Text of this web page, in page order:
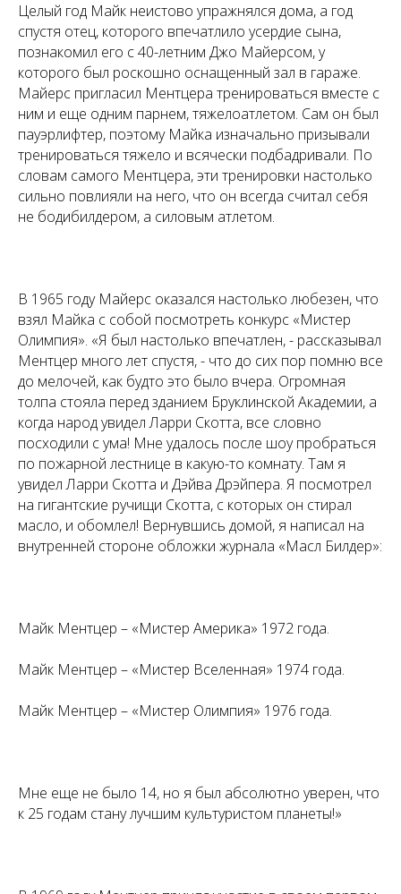
Целый год Майк неистово упражнялся дома, а год
спустя отец, которого впечатлило усердие сына,
познакомил его с 40-летним Джо Майерсом, у
которого был роскошно оснащенный зал в гараже.
Майерс пригласил Ментцера тренироваться вместе с
ним и еще одним парнем, тяжелоатлетом. Сам он был
пауэрлифтер, поэтому Майка изначально призывали
тренироваться тяжело и всячески подбадривали. По
словам самого Ментцера, эти тренировки настолько
сильно повлияли на него, что он всегда считал себя
не бодибилдером, а силовым атлетом.
В 1965 году Майерс оказался настолько любезен, что
взял Майка с собой посмотреть конкурс «Мистер
Олимпия». «Я был настолько впечатлен, - рассказывал
Ментцер много лет спустя, - что до сих пор помню все
до мелочей, как будто это было вчера. Огромная
толпа стояла перед зданием Бруклинской Академии, а
когда народ увидел Ларри Скотта, все словно
посходили с ума! Мне удалось после шоу пробраться
по пожарной лестнице в какую-то комнату. Там я
увидел Ларри Скотта и Дэйва Дрэйпера. Я посмотрел
на гигантские ручищи Скотта, с которых он стирал
масло, и обомлел! Вернувшись домой, я написал на
внутренней стороне обложки журнала «Масл Билдер»:
Майк Ментцер – «Мистер Америка» 1972 года.
Майк Ментцер – «Мистер Вселенная» 1974 года.
Майк Ментцер – «Мистер Олимпия» 1976 года.
Мне еще не было 14, но я был абсолютно уверен, что
к 25 годам стану лучшим культуристом планеты!»